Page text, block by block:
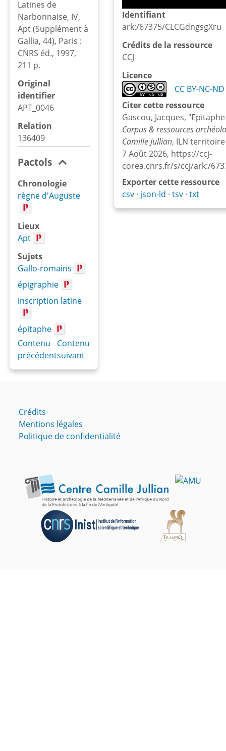
Latines de
Narbonnaise, IV,
Apt (Supplément à
Gallia, 44), Paris :
CNRS éd., 1997,
211 p.
Original
identifier
APT_0046
Relation
136409
Pactols
Chronologie
règne d'Auguste
Lieux
Apt
Sujets
Gallo-romains
épigraphie
inscription latine
épitaphe
Contenu
précédent
Contenu
suivant
Identifiant
ark:/67375/CLCGdngsgXru
Crédits de la ressource
CCJ
Licence
CC BY-NC-
Citer cette ressource
Gascou, Jacques,
Corpus & ressources
Camille Jullian, ILN
7 Août 2026, https://ccj-
corea.cnrs.fr/s/ccj/ark:/
Exporter cette ressource
csv json-ld tsv txt
Crédits
Mentions légales
Politique de confidentialité